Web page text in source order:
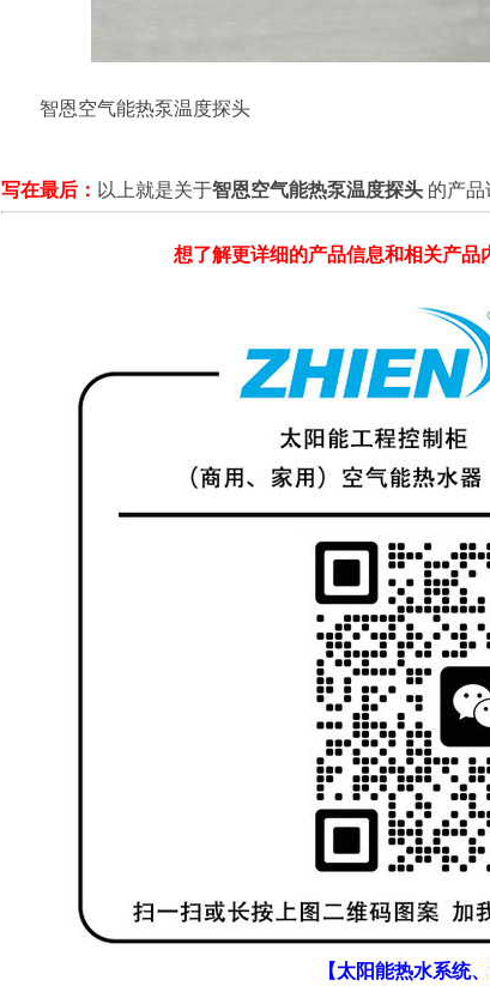
智恩空气能热泵温度探头
写在最后： 以上就是关于智恩空气能热泵温度探头 的产品
想了解更详细的产品信息和相关产品
【太阳能热水系统